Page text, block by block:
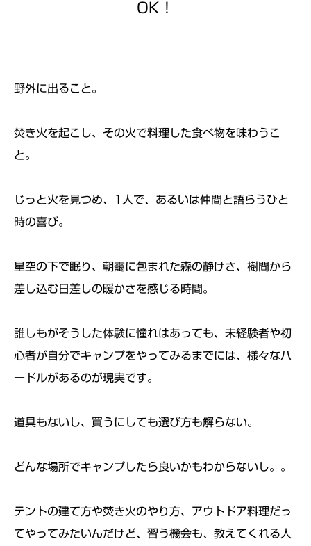
OK！
野外に出ること。
焚き火を起こし、その火で料理した食べ物を味わうこ
と。
じっと火を見つめ、1人で、あるいは仲間と語らうひと
時の喜び。
星空の下で眠り、朝靄に包まれた森の静けさ、樹間から
差し込む日差しの暖かさを感じる時間。
誰しもがそうした体験に憧れはあっても、未経験者や初
心者が自分でキャンプをやってみるまでには、様々なハ
ードルがあるのが現実です。
道具もないし、買うにしても選び方も解らない。
どんな場所でキャンプしたら良いかもわからないし。。
テントの建て方や焚き火のやり方、アウトドア料理だっ
てやってみたいんだけど、習う機会も、教えてくれる人